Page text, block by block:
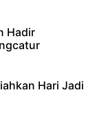
Hadir
Hari Jadi